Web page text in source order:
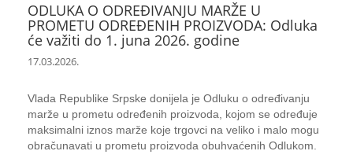
ODLUKA O ODREĐIVANJU MARŽE U
PROMETU ODREĐENIH PROIZVODA: Odluka
će važiti do 1. juna 2026. godine
17.03.2026.
Vlada Republike Srpske donijela je Odluku o određivanju
marže u prometu određenih proizvoda, kojom se određuje
maksimalni iznos marže koje trgovci na veliko i malo mogu
obračunavati u prometu proizvoda obuhvaćenih Odlukom.